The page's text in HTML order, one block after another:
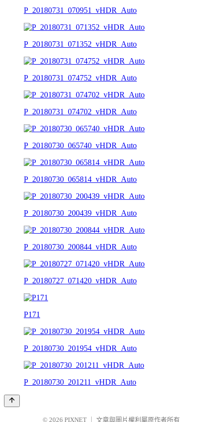
P_20180731_070951_vHDR_Auto
P_20180731_071352_vHDR_Auto
P_20180731_074752_vHDR_Auto
P_20180731_074702_vHDR_Auto
P_20180730_065740_vHDR_Auto
P_20180730_065814_vHDR_Auto
P_20180730_200439_vHDR_Auto
P_20180730_200844_vHDR_Auto
P_20180727_071420_vHDR_Auto
P171
P_20180730_201954_vHDR_Auto
P_20180730_201211_vHDR_Auto
© 2026 PIXNET 文章與圖片權利屬原作者所有